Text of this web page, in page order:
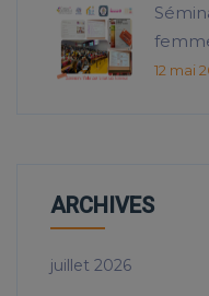
12 mai
ARCHIVES
juillet 2026